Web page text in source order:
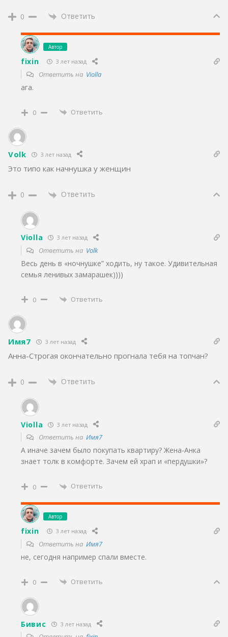
0 Ответить
Автор
fixin 3 лет назад
Ответить на Violla
ага.
0 Ответить
Volk 3 лет назад
Это типо как начнушка у женщин
0 Ответить
Violla 3 лет назад
Ответить на Volk
Весь день в «ночнушке” ходить, ну такое. Удивительная
семья ленивых замарашек))))
0 Ответить
Имя7 3 лет назад
Анна-Строгая окончательно прогнала тебя на топчан?
0 Ответить
Violla 3 лет назад
Ответить на Имя7
А иначе зачем было покупать квартиру? Жена-Анка
знает толк в комфорте. Зачем ей храп и «пердушки»?
0 Ответить
Автор
fixin 3 лет назад
Ответить на Имя7
не, сегодня например спали вместе.
0 Ответить
Бивис 3 лет назад